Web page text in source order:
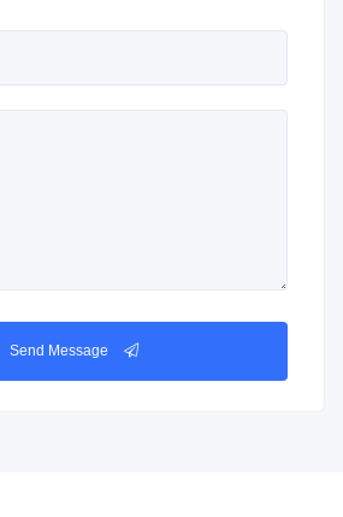
Send Message